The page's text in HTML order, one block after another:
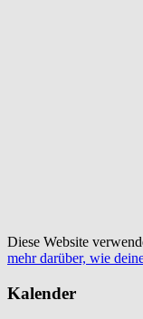
Diese Website
mehr darüber, wie
Kalender